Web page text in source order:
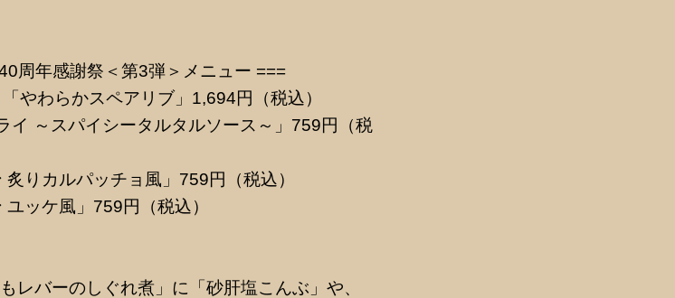
周年感謝祭＜第3弾＞メニュー ===
やわらかスペアリブ」1,694円（税込）
イ ～スパイシータルタルソース～」759円（税
りカルパッチョ風」759円（税込）
ッケ風」759円（税込）
レバーのしぐれ煮」に「砂肝塩こんぶ」や、